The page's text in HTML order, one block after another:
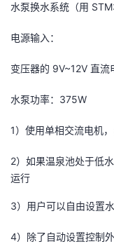
者
学
堂
我
课
的
我
持
我
的
我
水泵换水系统（用
电源输入：
变压器的 9V~12V 直流
水泵功率：375W
1）使用单相交流电机
2）如果温泉池处于低
运行
3）用户可以自由设置
4）除了自动设置控制